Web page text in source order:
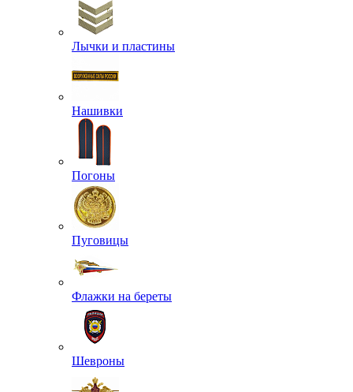
Лычки и пластины
Нашивки
Погоны
Пуговицы
Флажки на береты
Шевроны